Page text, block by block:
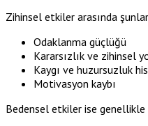
Zihinsel etkiler arasında
Odaklanma güçlüğü
Kararsızlık ve zihinsel
Kaygı ve huzursuzluk
Motivasyon kaybı
Bedensel etkiler ise